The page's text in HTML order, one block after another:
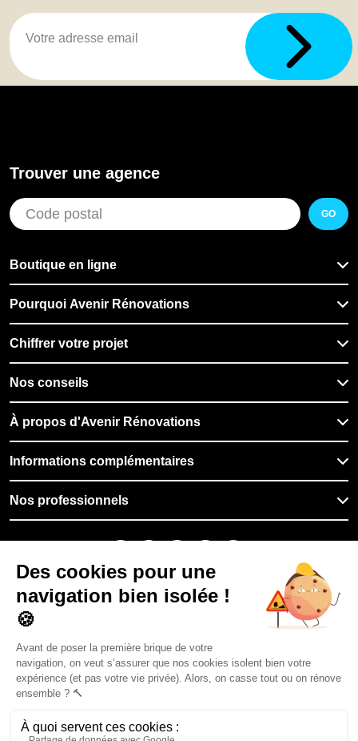
Trouver une agence
GO
Boutique en ligne
Pourquoi Avenir Rénovations
Chiffrer votre projet
Nos conseils
À propos d'Avenir Rénovations
Informations complémentaires
Nos professionnels